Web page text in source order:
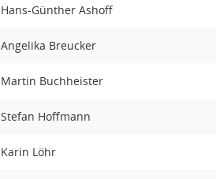
Hans-Günther Ashoff
Angelika Breucker
Martin Buchheister
Stefan Hoffmann
Karin Löhr